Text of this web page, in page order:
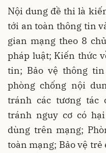
Nội dung đề thi là
tới an toàn thông tin
gian mạng theo 8
pháp luật; Kiến thức
tin; Bảo vệ thông
phòng chống nội
tránh các tương tác
tránh nguy cơ có
dùng trên mạng;
toàn mạng; Bảo vệ